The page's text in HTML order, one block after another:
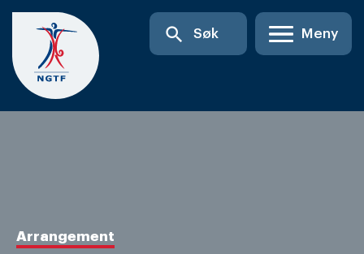
Skip
content
search Søk Meny
Arrangement